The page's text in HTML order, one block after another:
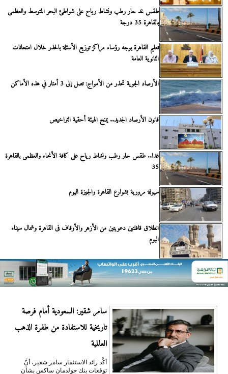
طقس غد حار رطب ونشاط رياح على شواطئ البحر المتوسط والعظمى
بالقاهرة 35 درجة
تعليم القاهرة يوجه رؤساء مراكز توزيع الأسئلة بالحذر خلال امتحانات
الثانوية العامة
الأرصاد الجوية تحذر من الأمواج: تصل إلى 3 أمتار في هذه الأماكن
قانون الأرصاد الجديد.. يمنح الهيئة أحقية التراخيص
غدا.. طقس حار رطب ونشاط رياح على كافة الأنحاء والعظمى بالقاهرة
35
سيولة مرورية بشوارع القاهرة والجيزة اليوم
انطلاق قافلتين دعويتين من الأزهر والأوقاف فى القاهرة وشمال سيناء
اليوم
سامر شقير: السعودية أمام فرصة
تاريخية للاستفادة من طفرة الذهب
العالمية
أكَّد رائد الاستثمار سامر شقير، أنَّ
توقعات بنك جولدمان ساكس بشأن